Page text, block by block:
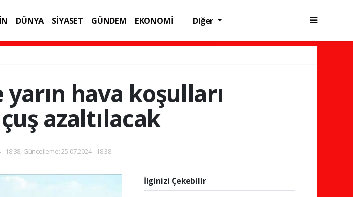
DÜNYA SİYASET GÜNDEM
EKONOMİ
Diğer
hava koşulları
azaltılacak
- 18:38, Güncelleme: 25.07.2024 - 18:38
İlginizi Çekebilir